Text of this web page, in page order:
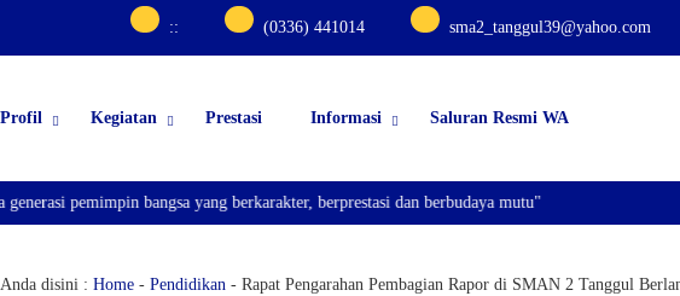
:: (0336) 441014 sma2_tanggul39@yahoo.com
Profil Kegiatan Prestasi Informasi Saluran Resmi WA
pemimpin bangsa yang berkarakter, berprestasi dan berbudaya mutu"
Anda disini : Home - Pendidikan - Rapat Pengarahan Pembagian Rapor di SMAN 2 Tanggul